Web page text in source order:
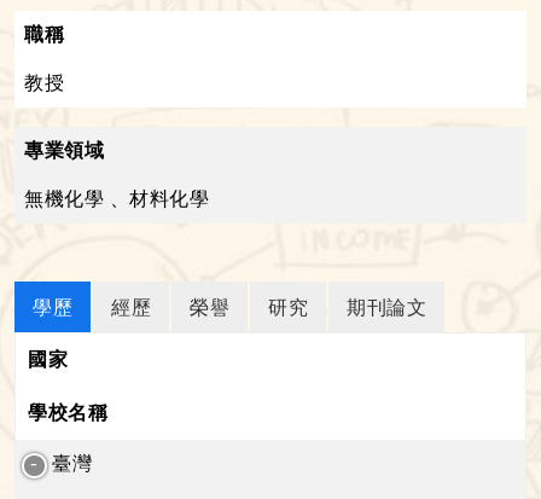
職稱
教授
專業領域
無機化學 、材料化學
學歷 經歷 榮譽 研究 期刊論文
國家
學校名稱
臺灣